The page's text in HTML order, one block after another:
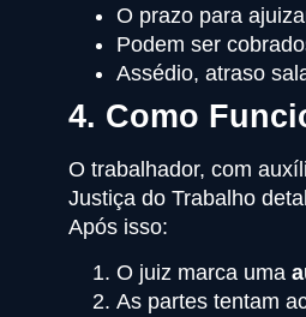
O prazo para
Podem ser
Assédio, atraso
4. Como
O trabalhador, com
Justiça do Trabalho
Após isso:
O juiz marca uma
As partes tentam